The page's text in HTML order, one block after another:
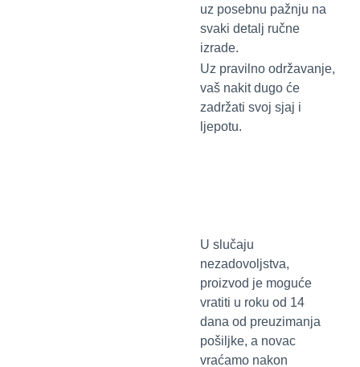
uz posebnu pažnju na
svaki detalj ručne
izrade.
Uz pravilno održavanje,
vaš nakit dugo će
zadržati svoj sjaj i
ljepotu.
U slučaju
nezadovoljstva,
proizvod je moguće
vratiti u roku od 14
dana od preuzimanja
pošiljke, a novac
vraćamo nakon